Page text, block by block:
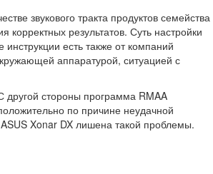
звукового тракта продуктов семейства
результатов. Суть настройки
есть также от компаний
аппаратурой, ситуацией с
другой стороны программа RMAA
по причине неудачной
Xonar DX лишена такой проблемы.